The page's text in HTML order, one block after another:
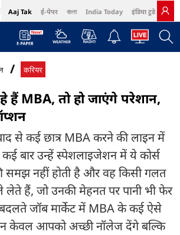
Aaj Tak ई-पेपर বাংলা India Today इंडिया टुडे हिंदी
Cosmopolitan Harper's Bazaar Northeast
करियर
हैं MBA, तो हो जाएंगे परेशान,
से कई छात्र MBA करने की लाइन में
बार उन्हें स्पेशलाइजेशन में ये कोर्स
समझ नहीं होती है और वह किसी गलत
लेते हैं, जो उनकी मेहनत पर पानी भी फेर
जॉब मार्केट में MBA के कई ऐसे
न केवल आपको अच्छी नॉलेज देंगे बल्कि